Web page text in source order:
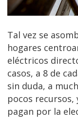
Tal vez se
hogares
eléctricos
casos, a 8 de
sin duda, a
pocos recursos,
pagan por la